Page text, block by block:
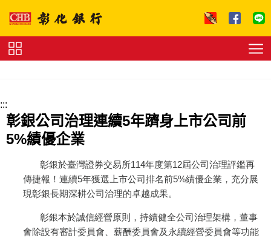
證
標
準
理
財
:::
彰銀公司治理連續5年躋身上市公司前
5%績優企業
彰銀於臺灣證券交易所114年度第12屆公司治理評鑑再
傳捷報！連續5年獲選上市公司排名前5%績優企業，充分展
現彰銀長期深耕公司治理的卓越成果。
彰銀本於誠信經營原則，持續健全公司治理架構，董事
會除設有審計委員會、薪酬委員會及永續經營委員會等功能